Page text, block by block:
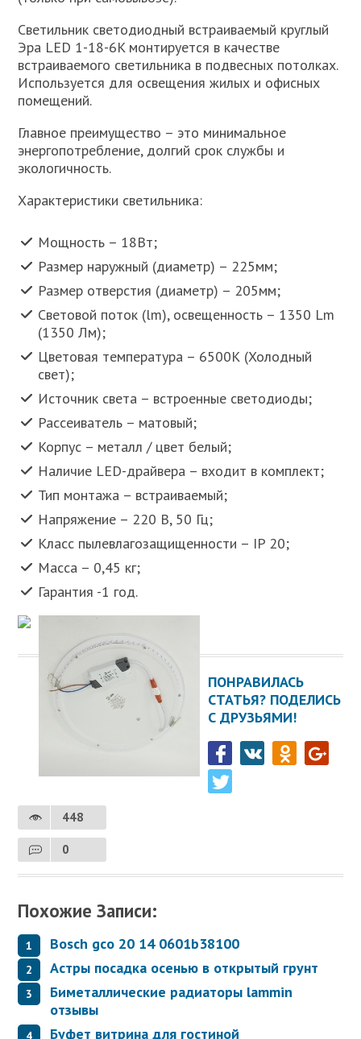
Светильник светодиодный встраиваемый круглый
Эра LED 1-18-6K монтируется в качестве
встраиваемого светильника в подвесных потолках.
Используется для освещения жилых и офисных
помещений.
Главное преимущество – это минимальное
энергопотребление, долгий срок службы и
экологичность.
Характеристики светильника:
Мощность – 18Вт;
Размер наружный (диаметр) – 225мм;
Размер отверстия (диаметр) – 205мм;
Световой поток (lm), освещенность – 1350 Lm
(1350 Лм);
Цветовая температура – 6500К (Холодный
свет);
Источник света – встроенные светодиоды;
Рассеиватель – матовый;
Корпус – металл / цвет белый;
Наличие LED-драйвера – входит в комплект;
Тип монтажа – встраиваемый;
Напряжение – 220 В, 50 Гц;
Класс пылевлагозащищенности – IP 20;
Масса – 0,45 кг;
Гарантия -1 год.
ПОНРАВИЛАСЬ
СТАТЬЯ? ПОДЕЛИСЬ
С ДРУЗЬЯМИ!
448
0
Похожие Записи:
Bosch gco 20 14 0601b38100
Астры посадка осенью в открытый грунт
Биметаллические радиаторы lammin
отзывы
Буфет витрина для гостиной